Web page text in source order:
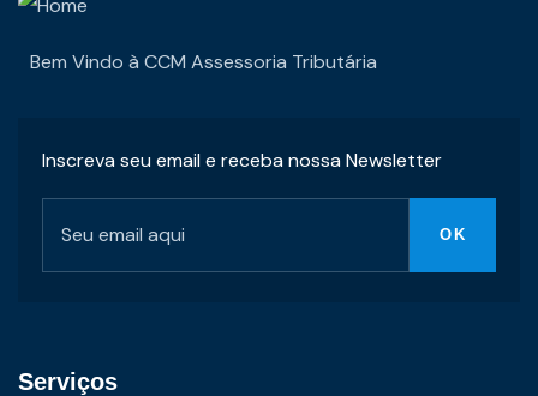
Bem Vindo à CCM Assessoria Tributária
Inscreva seu email e receba nossa Newsletter
Serviços